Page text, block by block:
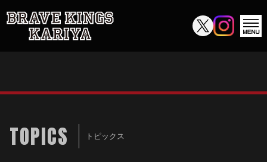
TOPICS トピックス